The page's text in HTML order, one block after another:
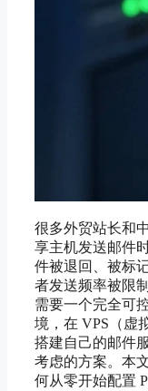
很多外贸站长和
享主机发送邮件
件被退回、被标
者发送频率被限
需要一个完全可
境，在 VPS（虚
搭建自己的邮件
考虑的方案。本
何从零开始配置